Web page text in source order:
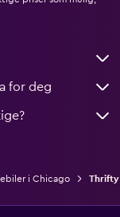
for deg
i Chicago Thrifty